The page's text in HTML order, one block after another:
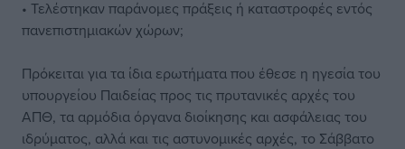
• Τελέστηκαν παράνομες πράξεις ή καταστροφές εντός
πανεπιστημιακών χώρων;
Πρόκειται για τα ίδια ερωτήματα που έθεσε η ηγεσία του
υπουργείου Παιδείας προς τις πρυτανικές αρχές του
ΑΠΘ, τα αρμόδια όργανα διοίκησης και ασφάλειας του
ιδρύματος, αλλά και τις αστυνομικές αρχές, το Σάββατο